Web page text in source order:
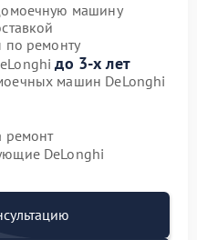
машину
по ремонту
до 3-х лет
машин DeLonghi
ремонт
DeLonghi